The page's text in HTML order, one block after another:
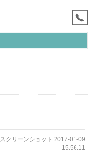
スクリーンショット 2017-01-09
15.56.11